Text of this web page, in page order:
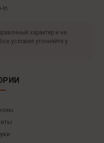
In
характер и не
условия уточняйте у